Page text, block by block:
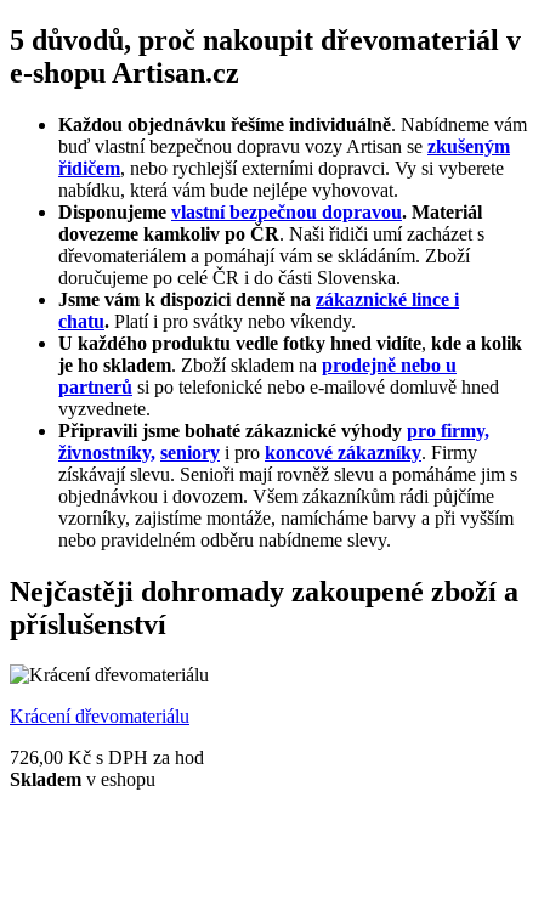
5 důvodů, proč nakoupit dřevomateriál v
e-shopu Artisan.cz
Každou objednávku řešíme individuálně. Nabídneme vám
buď vlastní bezpečnou dopravu vozy Artisan se zkušeným
řidičem, nebo rychlejší externími dopravci. Vy si vyberete
nabídku, která vám bude nejlépe vyhovovat.
Disponujeme vlastní bezpečnou dopravou. Materiál
dovezeme kamkoliv po ČR. Naši řidiči umí zacházet s
dřevomateriálem a pomáhají vám se skládáním. Zboží
doručujeme po celé ČR i do části Slovenska.
Jsme vám k dispozici denně na zákaznické lince i
chatu. Platí i pro svátky nebo víkendy.
U každého produktu vedle fotky hned vidíte, kde a kolik
je ho skladem. Zboží skladem na prodejně nebo u
partnerů si po telefonické nebo e-mailové domluvě hned
vyzvednete.
Připravili jsme bohaté zákaznické výhody pro firmy,
živnostníky, seniory i pro koncové zákazníky. Firmy
získávají slevu. Senioři mají rovněž slevu a pomáháme jim s
objednávkou i dovozem. Všem zákazníkům rádi půjčíme
vzorníky, zajistíme montáže, namícháme barvy a při vyšším
nebo pravidelném odběru nabídneme slevy.
Nejčastěji dohromady zakoupené zboží a
příslušenství
Krácení dřevomateriálu
726,00 Kč s DPH za hod
Skladem v eshopu